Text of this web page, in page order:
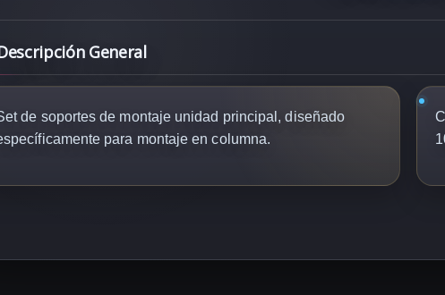
General
de soportes de montaje unidad principal, diseñado
para montaje en columna.